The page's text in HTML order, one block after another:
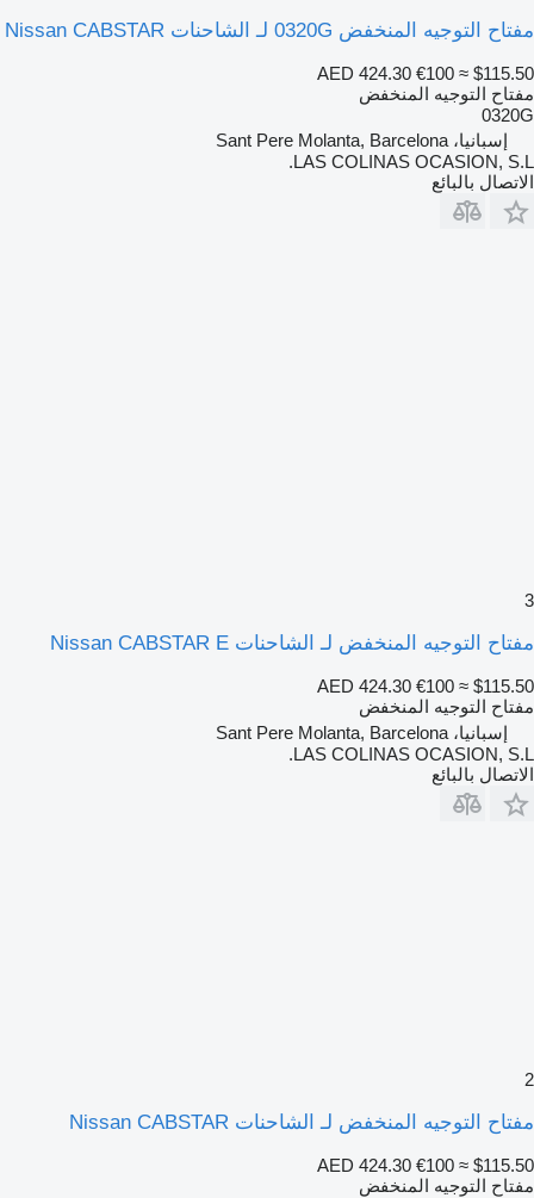
مفتاح التوجيه المنخفض 0320G لـ الشاحنات Nissan CABSTAR
AED 424.30 €100 ≈ $115.50
مفتاح التوجيه المنخفض
0320G
إسبانيا، Sant Pere Molanta, Barcelona
LAS COLINAS OCASION, S.L.
الاتصال بالبائع
3
مفتاح التوجيه المنخفض لـ الشاحنات Nissan CABSTAR E
AED 424.30 €100 ≈ $115.50
مفتاح التوجيه المنخفض
إسبانيا، Sant Pere Molanta, Barcelona
LAS COLINAS OCASION, S.L.
الاتصال بالبائع
2
مفتاح التوجيه المنخفض لـ الشاحنات Nissan CABSTAR
AED 424.30 €100 ≈ $115.50
مفتاح التوجيه المنخفض